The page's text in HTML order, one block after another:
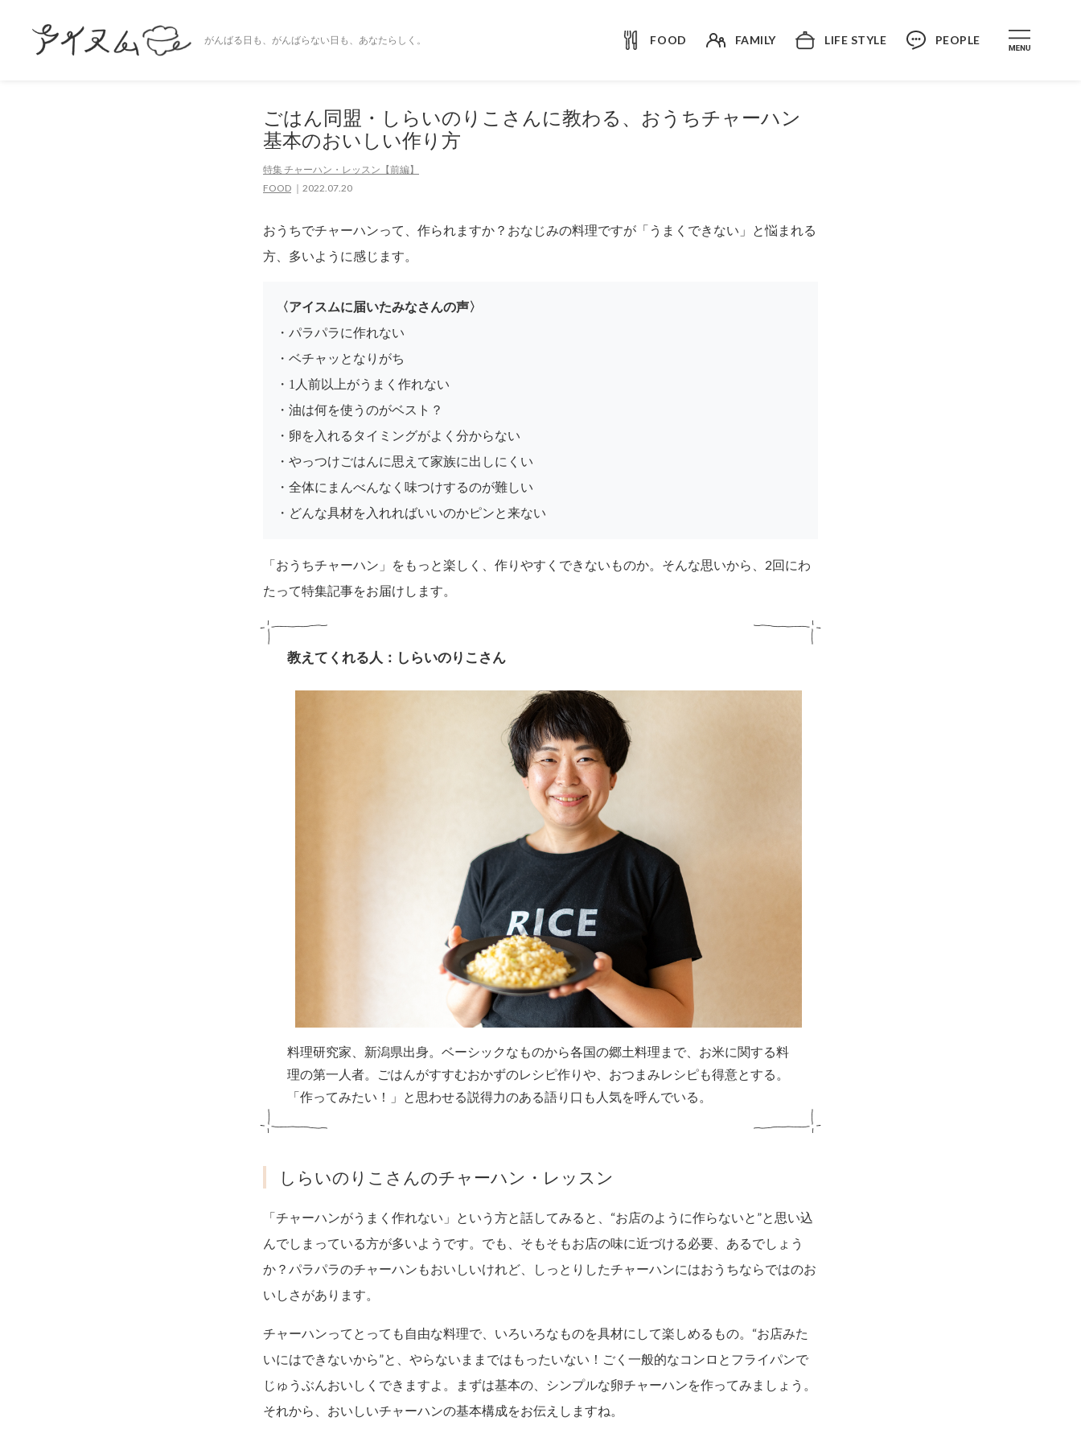
がんばる日も、がんばらない日も、あなたらしく。 FOOD FAMILY LIFE STYLE PEOPLE
ごはん同盟・しらいのりこさんに教わる、おうちチャーハン
基本のおいしい作り方
特集 チャーハン・レッスン【前編】
FOOD
2022.07.20
おうちでチャーハンって、作られますか？おなじみの料理ですが「うまくできない」と悩まれる
方、多いように感じます。
〈アイスムに届いたみなさんの声〉
・パラパラに作れない
・ベチャッとなりがち
・1人前以上がうまく作れない
・油は何を使うのがベスト？
・卵を入れるタイミングがよく分からない
・やっつけごはんに思えて家族に出しにくい
・全体にまんべんなく味つけするのが難しい
・どんな具材を入れればいいのかピンと来ない
「おうちチャーハン」をもっと楽しく、作りやすくできないものか。そんな思いから、2回にわ
たって特集記事をお届けします。
教えてくれる人：しらいのりこさん
料理研究家、新潟県出身。ベーシックなものから各国の郷土料理まで、お米に関する料
理の第一人者。ごはんがすすむおかずのレシピ作りや、おつまみレシピも得意とする。
「作ってみたい！」と思わせる説得力のある語り口も人気を呼んでいる。
しらいのりこさんのチャーハン・レッスン
「チャーハンがうまく作れない」という方と話してみると、“お店のように作らないと”と思い込
んでしまっている方が多いようです。でも、そもそもお店の味に近づける必要、あるでしょう
か？パラパラのチャーハンもおいしいけれど、しっとりしたチャーハンにはおうちならではのお
いしさがあります。
チャーハンってとっても自由な料理で、いろいろなものを具材にして楽しめるもの。“お店みた
いにはできないから”と、やらないままではもったいない！ごく一般的なコンロとフライパンで
じゅうぶんおいしくできますよ。まずは基本の、シンプルな卵チャーハンを作ってみましょう。
それから、おいしいチャーハンの基本構成をお伝えしますね。